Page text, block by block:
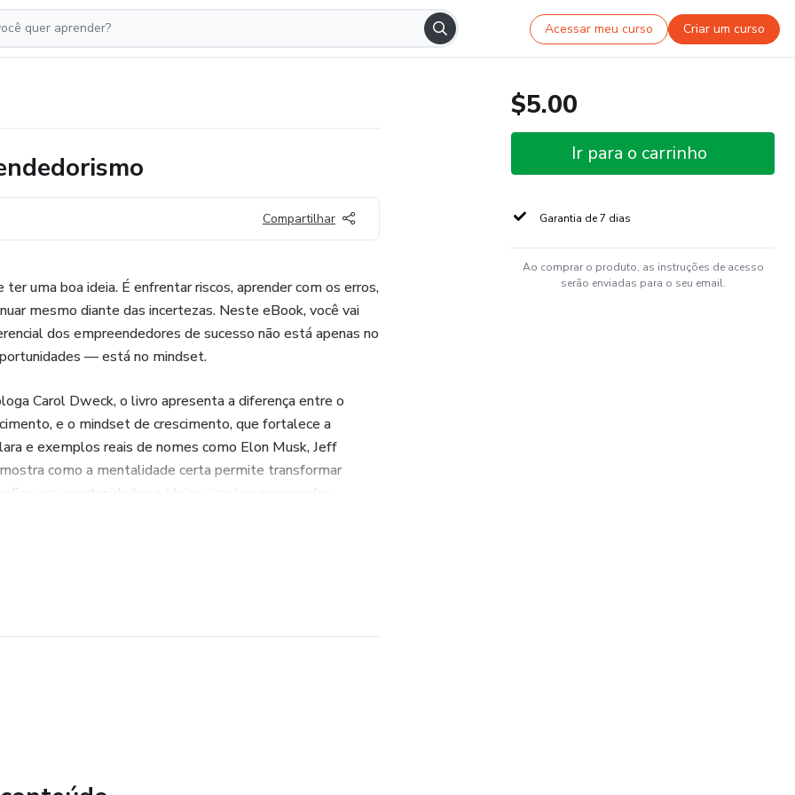
Acessar meu curso Criar um curso
Compartilhar
uma boa ideia. É enfrentar riscos, aprender com os erros,
mesmo diante das incertezas. Neste eBook, você vai
dos empreendedores de sucesso não está apenas no
— está no mindset.
Carol Dweck, o livro apresenta a diferença entre o
e o mindset de crescimento, que fortalece a
e exemplos reais de nomes como Elon Musk, Jeff
como a mentalidade certa permite transformar
em oportunidades e ideias simples em grandes
E o melhor momento para começar... é agora.
$5.00
Ir para o carrinho
Garantia de 7 dias
Ao comprar o produto, as instruções de acesso
serão enviadas para o seu email.